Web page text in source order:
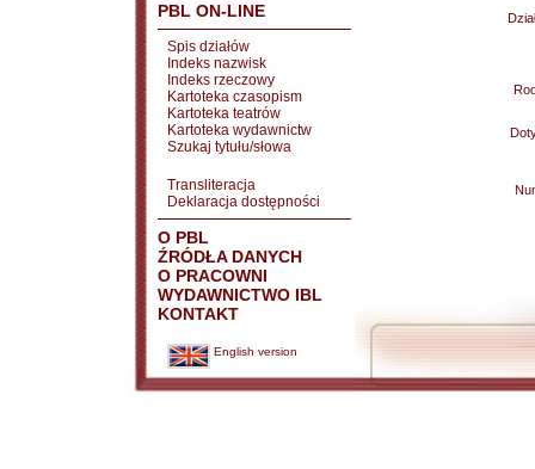
PBL ON-LINE
Spis działów
Indeks nazwisk
Indeks rzeczowy
Kartoteka czasopism
Kartoteka teatrów
Kartoteka wydawnictw
Szukaj tytułu/słowa
Transliteracja
Deklaracja dostępności
O PBL
ŹRÓDŁA DANYCH
O PRACOWNI
WYDAWNICTWO IBL
KONTAKT
English version